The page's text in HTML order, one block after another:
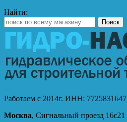
Найти:
Работаем с 2014г. ИНН: 7725831647
Москва, Сигнальный проезд 16с21